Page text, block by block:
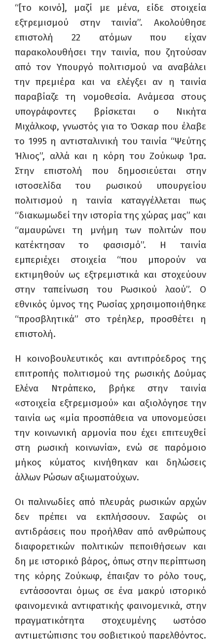
“[το κοινό], μαζί με μένα, είδε στοιχεία
εξτρεμισμού στην ταινία”. Ακολούθησε
επιστολή 22 ατόμων που είχαν
παρακολουθήσει την ταινία, που ζητούσαν
από τον Υπουργό πολιτισμού να αναβάλει
την πρεμιέρα και να ελέγξει αν η ταινία
παραβίαζε τη νομοθεσία. Ανάμεσα στους
υπογράφοντες βρίσκεται ο Νικήτα
Μιχάλκοφ, γνωστός για το Όσκαρ που έλαβε
το 1995 η αντισταλινική του ταινία “Ψεύτης
Ήλιος”, αλλά και η κόρη του Ζούκωφ Ίρα.
Στην επιστολή που δημοσιεύεται στην
ιστοσελίδα του ρωσικού υπουργείου
πολιτισμού η ταινία καταγγέλλεται πως
“διακωμωδεί την ιστορία της χώρας μας” και
“αμαυρώνει τη μνήμη των πολιτών που
κατέκτησαν το φασισμό”. Η ταινία
εμπεριέχει στοιχεία “που μπορούν να
εκτιμηθούν ως εξτρεμιστικά και στοχεύουν
στην ταπείνωση του Ρωσικού λαού”. Ο
εθνικός ύμνος της Ρωσίας χρησιμοποιήθηκε
“προσβλητικά” στο τρέηλερ, προσθέτει η
επιστολή.
Η κοινοβουλευτικός και αντιπρόεδρος της
επιτροπής πολιτισμού της ρωσικής Δούμας
Ελένα Ντράπεκο, βρήκε στην ταινία
«στοιχεία εξτρεμισμού» και αξιολόγησε την
ταινία ως «μία προσπάθεια να υπονομεύσει
την κοινωνική αρμονία που έχει επιτευχθεί
στη ρωσική κοινωνία», ενώ σε παρόμοιο
μήκος κύματος κινήθηκαν και δηλώσεις
άλλων Ρώσων αξιωματούχων.
Οι παλινωδίες από πλευράς ρωσικών αρχών
δεν πρέπει να εκπλήσσουν. Σαφώς οι
αντιδράσεις που προήλθαν από ανθρώπους
διαφορετικών πολιτικών πεποιθήσεων και
δη με ιστορικό βάρος, όπως στην περίπτωση
της κόρης Ζούκωφ, έπαιξαν το ρόλο τους,
εντάσσονται όμως σε ένα μακρύ ιστορικό
φαινομενικά αντιφατικής φαινομενικά, στην
πραγματικότητα στοχευμένης ωστόσο
αντιμετώπισης του σοβιετικού παρελθόντος.